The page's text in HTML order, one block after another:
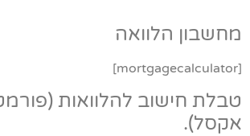
מחשבון הלוואה
[mortgagecalculator]
טבלת חישוב להלוואות
אקסל).